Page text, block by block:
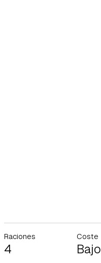
Raciones
4
Coste
Bajo